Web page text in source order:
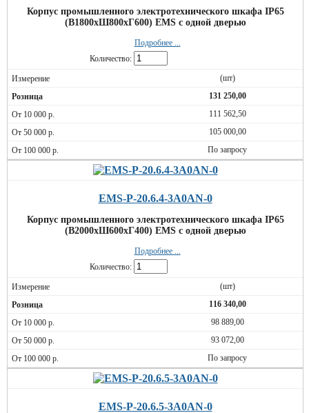
Корпус промышленного электротехнического шкафа IP65
(В1800хШ800хГ600) EMS c одной дверью
Подробнее ...
Количество:
(шт)
131 250,00
111 562,50
105 000,00
По запросу
EMS-P-20.6.4-3A0AN-0
Корпус промышленного электротехнического шкафа IP65
(В2000хШ600хГ400) EMS c одной дверью
Подробнее ...
Количество:
(шт)
116 340,00
98 889,00
93 072,00
По запросу
EMS-P-20.6.5-3A0AN-0